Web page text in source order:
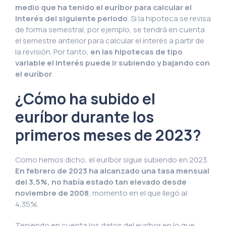
medio que ha tenido el euríbor para calcular el
interés del siguiente periodo. Si la hipoteca se revisa
de forma semestral, por ejemplo, se tendrá en cuenta
el semestre anterior para calcular el interés a partir de
la revisión. Por tanto, en las hipotecas de tipo
variable el interés puede ir subiendo y bajando con
el euríbor.
¿Cómo ha subido el
euríbor durante los
primeros meses de 2023?
Como hemos dicho, el euríbor sigue subiendo en 2023.
En febrero de 2023 ha alcanzado una tasa mensual
del 3,5%, no había estado tan elevado desde
noviembre de 2008, momento en el que llegó al
4,35%.